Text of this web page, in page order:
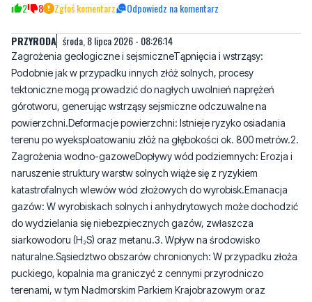
Zagrożenia geologiczne i sejsmiczneTąpnięcia i wstrząsy:
tektoniczne mogą prowadzić do nagłych uwolnień naprężeń
górotworu, generując wstrząsy sejsmiczne odczuwalne na
powierzchni.Deformacje powierzchni: Istnieje ryzyko osiadania
terenu po wyeksploatowaniu złóż na głębokości ok. 800 metrów.2.
Zagrożenia wodno-gazoweDopływy wód podziemnych: Erozja i
naruszenie struktury warstw solnych wiąże się z ryzykiem
katastrofalnych wlewów wód złożowych do wyrobisk.Emanacja
gazów: W wyrobiskach solnych i anhydrytowych może dochodzić
do wydzielania się niebezpiecznych gazów, zwłaszcza
siarkowodoru (H₂S) oraz metanu.3. Wpływ na środowisko
naturalne.Sąsiedztwo obszarów chronionych: W przypadku złoża
puckiego, kopalnia ma graniczyć z cennymi przyrodniczo
terenami, w tym Nadmorskim Parkiem Krajobrazowym oraz
obszarami sieci Natura 2000.Odpady i solanka:
Zagospodarowanie przestrzenne wymaga wdrożenia technologii
bezodpadowych, aby zapobiec zasoleniu wód gruntowych i